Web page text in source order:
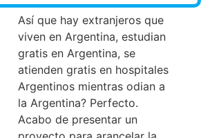
Así que hay extranjeros que
viven en Argentina, estudian
gratis en Argentina, se
atienden gratis en hospitales
Argentinos mientras odian a
la Argentina? Perfecto.
Acabo de presentar un